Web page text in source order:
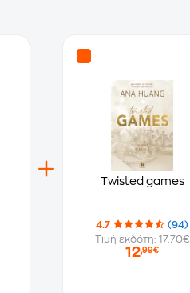
Twisted games
4.7
(94)
Τιμή εκδότη: 17.70€
12,99€